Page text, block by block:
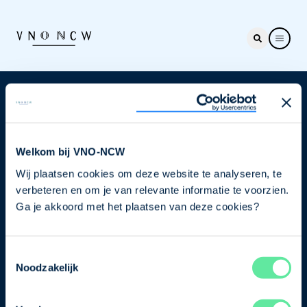
Welkom bij VNO-NCW
Wij plaatsen cookies om deze website te analyseren, te
verbeteren en om je van relevante informatie te voorzien.
Ga je akkoord met het plaatsen van deze cookies?
Noodzakelijk
Nieuwsbrief
je nu in voor de VNO-NCW nieuwsbrief.
Schrijf je in
Direct naar
Ons verhaal